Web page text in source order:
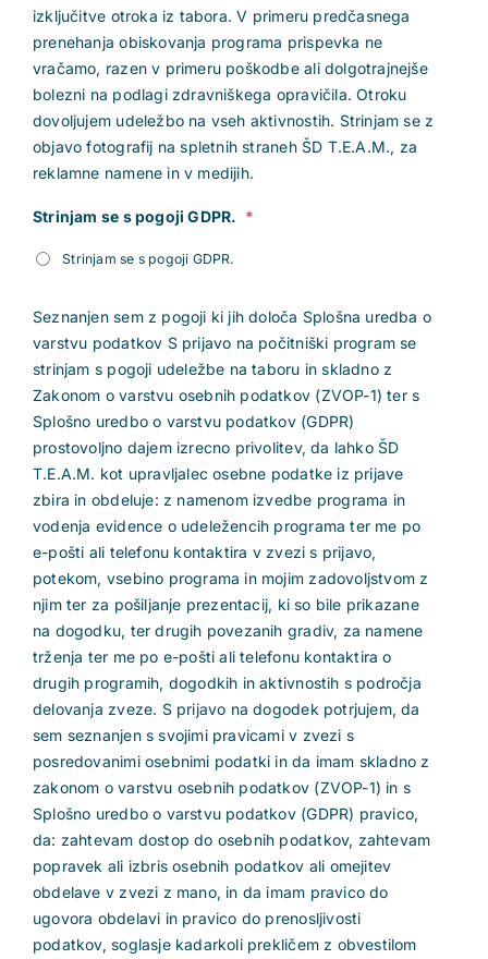
izključitve otroka iz tabora. V primeru predčasnega
prenehanja obiskovanja programa prispevka ne
vračamo, razen v primeru poškodbe ali dolgotrajnejše
bolezni na podlagi zdravniškega opravičila. Otroku
dovoljujem udeležbo na vseh aktivnostih. Strinjam se z
objavo fotografij na spletnih straneh ŠD T.E.A.M., za
reklamne namene in v medijih.
Strinjam se s pogoji GDPR. *
Strinjam se s pogoji GDPR.
Seznanjen sem z pogoji ki jih določa Splošna uredba o
varstvu podatkov S prijavo na počitniški program se
strinjam s pogoji udeležbe na taboru in skladno z
Zakonom o varstvu osebnih podatkov (ZVOP-1) ter s
Splošno uredbo o varstvu podatkov (GDPR)
prostovoljno dajem izrecno privolitev, da lahko ŠD
T.E.A.M. kot upravljalec osebne podatke iz prijave
zbira in obdeluje: z namenom izvedbe programa in
vodenja evidence o udeležencih programa ter me po
e-pošti ali telefonu kontaktira v zvezi s prijavo,
potekom, vsebino programa in mojim zadovoljstvom z
njim ter za pošiljanje prezentacij, ki so bile prikazane
na dogodku, ter drugih povezanih gradiv, za namene
trženja ter me po e-pošti ali telefonu kontaktira o
drugih programih, dogodkih in aktivnostih s področja
delovanja zveze. S prijavo na dogodek potrjujem, da
sem seznanjen s svojimi pravicami v zvezi s
posredovanimi osebnimi podatki in da imam skladno z
zakonom o varstvu osebnih podatkov (ZVOP-1) in s
Splošno uredbo o varstvu podatkov (GDPR) pravico,
da: zahtevam dostop do osebnih podatkov, zahtevam
popravek ali izbris osebnih podatkov ali omejitev
obdelave v zvezi z mano, in da imam pravico do
ugovora obdelavi in pravico do prenosljivosti
podatkov, soglasje kadarkoli prekličem z obvestilom